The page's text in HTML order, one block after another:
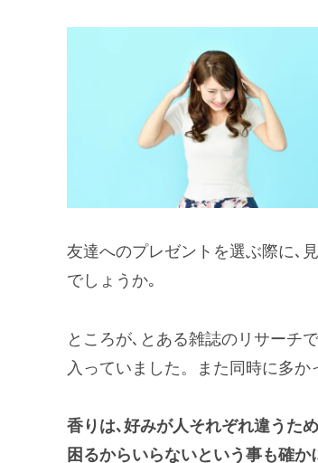
友達へのプレゼントを選ぶ際に､
でしょうか｡
ところが､とある雑誌のリサーチ
入っていました。また同時に多
香りは､好みが人それぞれ違うた
困るからいらないという事も確か